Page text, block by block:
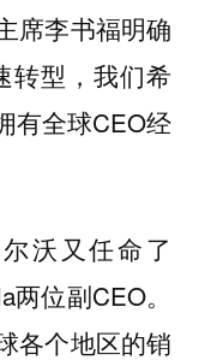
席李书福明确
转型，我们希
有全球CEO经
沃又任命了
位副CEO。
各个地区的销